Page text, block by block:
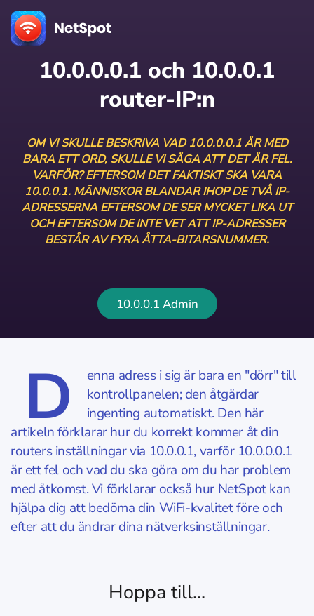
10.0.0.0.1 och 10.0.0.1
router-IP:n
OM VI SKULLE BESKRIVA VAD 10.0.0.0.1 ÄR MED
BARA ETT ORD, SKULLE VI SÄGA ATT DET ÄR FEL.
VARFÖR? EFTERSOM DET FAKTISKT SKA VARA
10.0.0.1. MÄNNISKOR BLANDAR IHOP DE TVÅ IP-
ADRESSERNA EFTERSOM DE SER MYCKET LIKA UT
OCH EFTERSOM DE INTE VET ATT IP-ADRESSER
BESTÅR AV FYRA ÅTTA-BITARSNUMMER.
10.0.0.1 Admin
D
enna adress i sig är bara en "dörr" till
kontrollpanelen; den åtgärdar
ingenting automatiskt. Den här
artikeln förklarar hur du korrekt kommer åt din
routers inställningar via 10.0.0.1, varför 10.0.0.0.1
är ett fel och vad du ska göra om du har problem
med åtkomst. Vi förklarar också hur NetSpot kan
hjälpa dig att bedöma din WiFi-kvalitet före och
efter att du ändrar dina nätverksinställningar.
Hoppa till...